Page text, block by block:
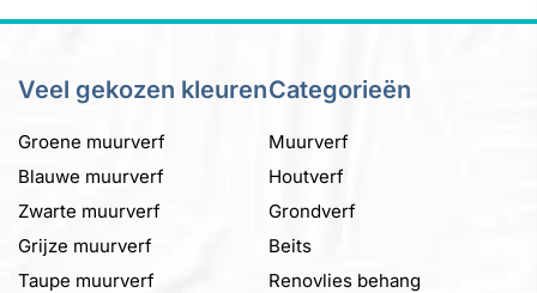
optie
gekozen
worden
op
de
productpagina
Veel gekozen kleuren
Groene muurverf
Blauwe muurverf
Zwarte muurverf
Grijze muurverf
Taupe muurverf
Categorieën
Muurverf
Houtverf
Grondverf
Beits
Renovlies behang